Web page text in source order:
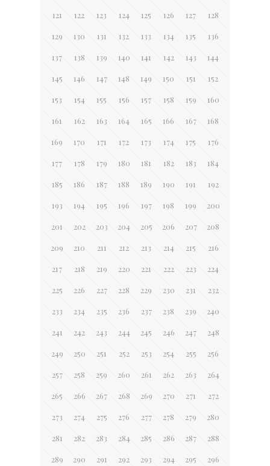
121 122 123 124 125 126 127 128
129 130 131 132 133 134 135 136
137 138 139 140 141 142 143 144
145 146 147 148 149 150 151 152
153 154 155 156 157 158 159 160
161 162 163 164 165 166 167 168
169 170 171 172 173 174 175 176
177 178 179 180 181 182 183 184
185 186 187 188 189 190 191 192
193 194 195 196 197 198 199 200
201 202 203 204 205 206 207 208
209 210 211 212 213 214 215 216
217 218 219 220 221 222 223 224
225 226 227 228 229 230 231 232
233 234 235 236 237 238 239 240
241 242 243 244 245 246 247 248
249 250 251 252 253 254 255 256
257 258 259 260 261 262 263 264
265 266 267 268 269 270 271 272
273 274 275 276 277 278 279 280
281 282 283 284 285 286 287 288
289 290 291 292 293 294 295 296